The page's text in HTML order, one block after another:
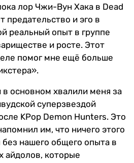
лор Чжи-Вун Хака в Dead
предательство и эго в
реальный опыт в группе
и росте. Этот
помог мне ещё больше
основном хвалили меня за
суперзвездой
KPop Demon Hunters. Это
им, что ничего этого
нашего общего опыта в
айдолов, которые